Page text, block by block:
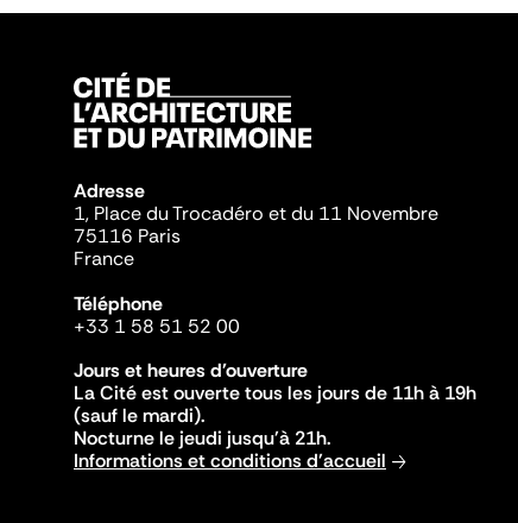
Adresse
1, Place du Trocadéro et du 11 Novembre
75116 Paris
France
Téléphone
+33 1 58 51 52 00
Jours et heures d'ouverture
La Cité est ouverte tous les jours de 11h à 19h
(sauf le mardi).
Nocturne le jeudi jusqu'à 21h.
Informations et conditions d'accueil